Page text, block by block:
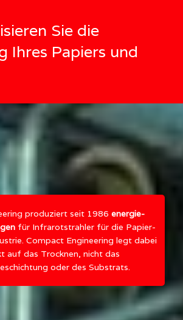
Sie die
Ihres Papiers und
produziert seit 1986 energie-
für Infrarotstrahler für die Papier-
Compact Engineering legt dabei
auf das Trocknen, nicht das
oder des Substrats.